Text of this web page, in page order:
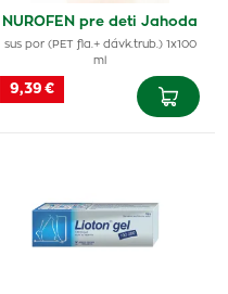
NUROFEN pre deti Jahoda
sus por (PET fla.+ dávk.trub.) 1x100
ml
9,39 €